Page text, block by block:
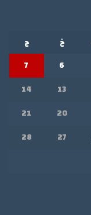
خ
ج
6
7
13
14
20
21
27
28